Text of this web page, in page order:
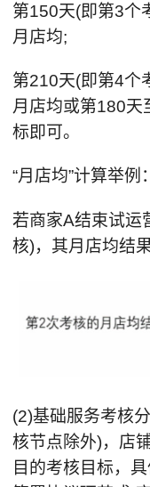
第150天(即第3个
月店均;
第210天(即第4个
月店均或第180天
标即可。
“月店均”计算举例：
若商家A结束试运
核)，其月店均结
(2)基础服务考核
核节点除外)，店
目的考核目标，